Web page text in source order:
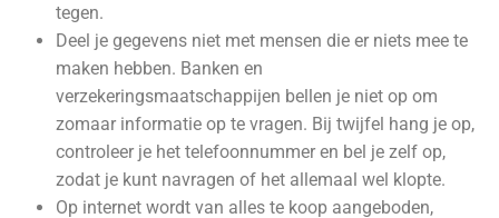
tegen.
Deel je gegevens niet met mensen die er niets mee te
maken hebben. Banken en
verzekeringsmaatschappijen bellen je niet op om
zomaar informatie op te vragen. Bij twijfel hang je op,
controleer je het telefoonnummer en bel je zelf op,
zodat je kunt navragen of het allemaal wel klopte.
Op internet wordt van alles te koop aangeboden,